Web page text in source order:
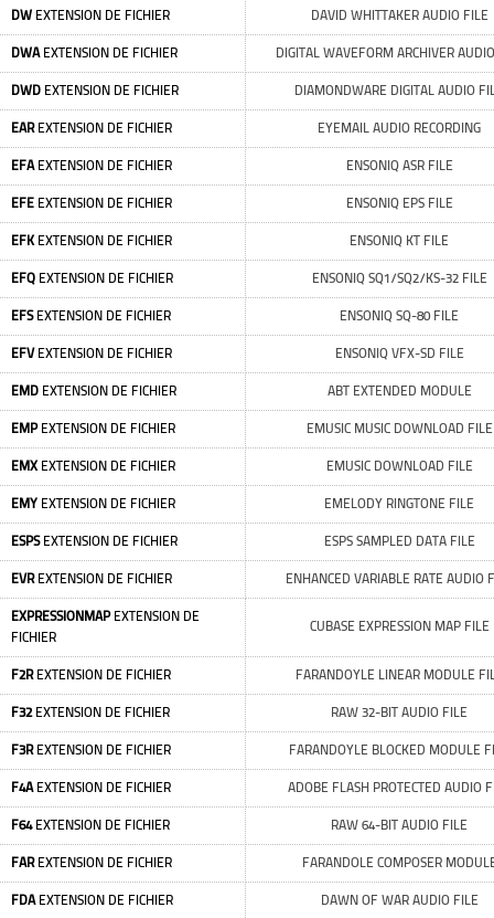
DW EXTENSION DE FICHIER DAVID WHITTAKER AUDIO FILE
DWAEXTENSION DE FICHIER DIGITAL WAVEFORM ARCHIVER
DWD EXTENSION DE FICHIER DIAMONDWARE DIGITAL AUDIO
EAREXTENSION DE FICHIER EYEMAIL AUDIO RECORDING
EFAEXTENSION DE FICHIER ENSONIQ ASR FILE
EFE EXTENSION DE FICHIER ENSONIQ EPS FILE
EFKEXTENSION DE FICHIER ENSONIQ KT FILE
EFQ EXTENSION DE FICHIER ENSONIQ SQ1/SQ2/KS-32 FILE
EFSEXTENSION DE FICHIER ENSONIQ SQ-80 FILE
EFVEXTENSION DE FICHIER ENSONIQ VFX-SD FILE
EMD EXTENSION DE FICHIER ABT EXTENDED MODULE
EMPEXTENSION DE FICHIER EMUSIC MUSIC DOWNLOAD FILE
EMXEXTENSION DE FICHIER EMUSIC DOWNLOAD FILE
EMY EXTENSION DE FICHIER EMELODY RINGTONE FILE
ESPSEXTENSION DE FICHIER ESPS SAMPLED DATA FILE
EVREXTENSION DE FICHIER ENHANCED VARIABLE RATE AUDIO
EXPRESSIONMAPEXTENSION DE
FICHIER
CUBASE EXPRESSION MAP FILE
F2REXTENSION DE FICHIER FARANDOYLE LINEAR MODULE
F32EXTENSION DE FICHIER RAW 32-BIT AUDIO FILE
F3REXTENSION DE FICHIER FARANDOYLE BLOCKED MODULE
F4AEXTENSION DE FICHIER ADOBE FLASH PROTECTED AUDIO
F64EXTENSION DE FICHIER RAW 64-BIT AUDIO FILE
FAREXTENSION DE FICHIER FARANDOLE COMPOSER
FDAEXTENSION DE FICHIER DAWN OF WAR AUDIO FILE